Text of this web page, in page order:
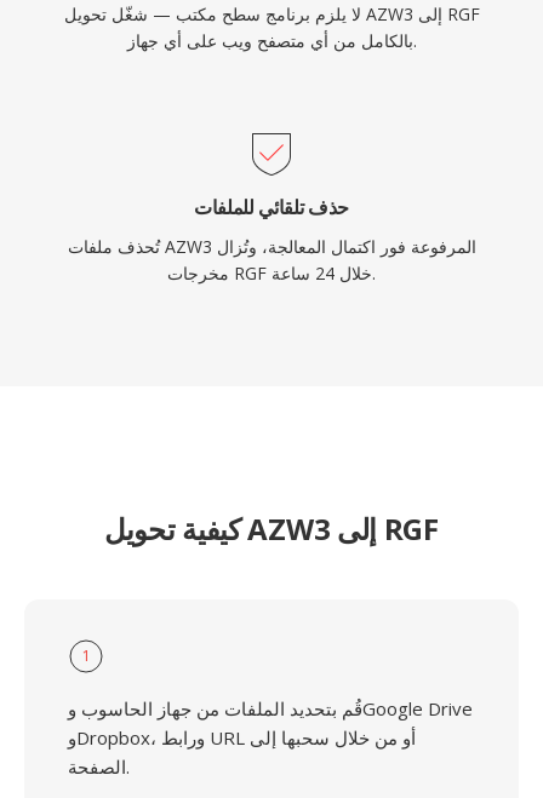
لا يلزم برنامج سطح مكتب — شغّل تحويل AZW3 إلى RGF
بالكامل من أي متصفح ويب على أي جهاز.
حذف تلقائي للملفات
تُحذف ملفات AZW3 المرفوعة فور اكتمال المعالجة، وتُزال
مخرجات RGF خلال 24 ساعة.
كيفية تحويل AZW3 إلى RGF
1
قُم بتحديد الملفات من جهاز الحاسوب وGoogle Drive
وDropbox، ورابط URL أو من خلال سحبها إلى
الصفحة.